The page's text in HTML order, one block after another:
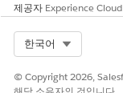
제공자 Experience Cloud
한국어
© Copyright 2026,